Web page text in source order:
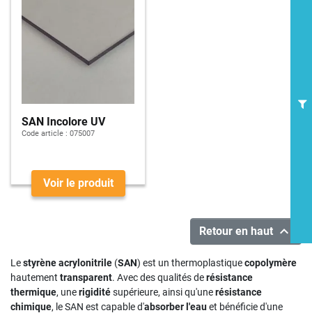
SAN Incolore UV
Code article : 075007
Voir le produit
Retour en haut 
Lestyrène acrylonitrile (SAN) est un thermoplastiquecopolymère
hautement transparent. Avec des qualités derésistance
thermique, unerigiditésupérieure, ainsi qu'unerésistance
chimique, le SAN est capable d'absorber l'eauet bénéficie d'une